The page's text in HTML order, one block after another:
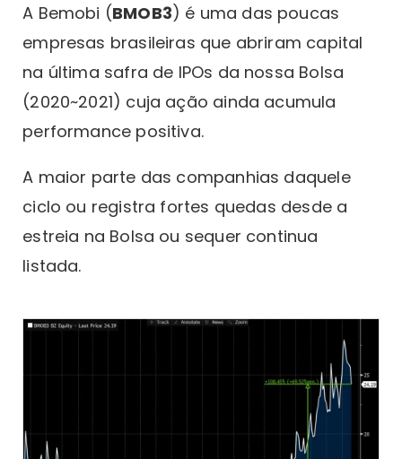
A Bemobi (BMOB3) é uma das poucas
empresas brasileiras que abriram capital
na última safra de IPOs da nossa Bolsa
(2020~2021) cuja ação ainda acumula
performance positiva.
A maior parte das companhias daquele
ciclo ou registra fortes quedas desde a
estreia na Bolsa ou sequer continua
listada.